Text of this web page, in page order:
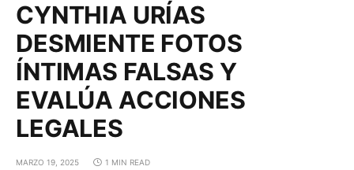
CYNTHIA URÍAS
DESMIENTE FOTOS
ÍNTIMAS FALSAS Y
EVALÚA ACCIONES
LEGALES
MARZO 19, 2025 1 MIN READ